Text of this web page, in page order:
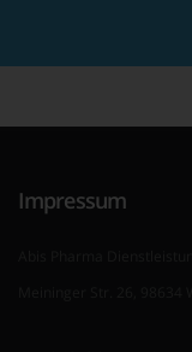
Impressum